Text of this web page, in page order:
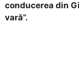
conducerea din
vară”.